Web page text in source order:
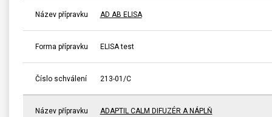
Název přípravku AD AB ELISA
Forma přípravku ELISA test
Číslo schválení 213-01/C
Název přípravku ADAPTIL CALM DIFUZÉR A NÁPLŇ